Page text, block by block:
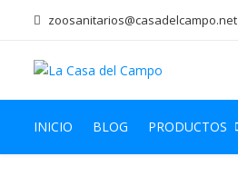
zoosanitarios@casadelcampo.net
INICIO BLOG PRODUCTOS